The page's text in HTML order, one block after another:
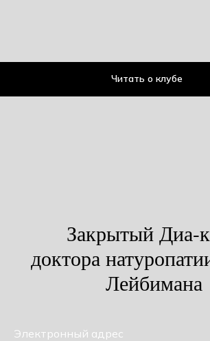
Читать о клубе
Закрытый Диа-
доктора
Лейбимана
Электронный адрес